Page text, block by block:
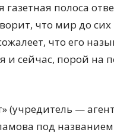
полоса
что мир до сих
что его
и сейчас, порой на
—
под